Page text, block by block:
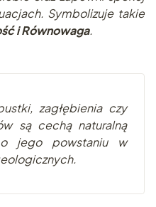
Symbolizuje takie
i Równowaga.
zagłębienia czy
są cechą naturalną
jego powstaniu w